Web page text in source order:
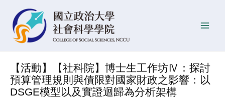
【活動】【社科院】博士生工作坊Ⅳ：探討
預算管理規則與債限對國家財政之影響：以
DSGE模型以及實證迴歸為分析架構
navigation
佈
日